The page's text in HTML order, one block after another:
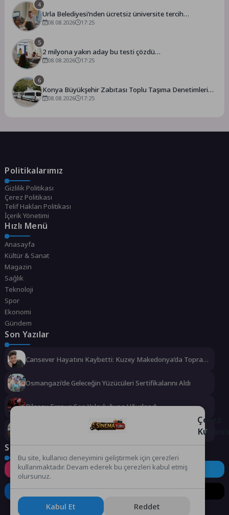
4
Urla Belediyesi’nden ücretsiz üniversite tercih
danışmanlığı
08.08.2026 17:25
5
2 milyona yakın aday bu testi çözdü…
08.08.2026 17:25
6
Konya Büyükşehir Zabıtası Toplu Taşıma Denetimlerini
Sürdürüyor
08.08.2026 17:25
Politikalarımız
Gizlilik Politikası
Çerez Politikası
Telif Hakları Politikası
İçerik Yönetimi
Hızlı Menü
Anasayfa
Kültür & Sanat
Magazin
Sağlık
Teknoloji
Spor
Ekonomi
Gündem
Son Yazılar
Cansever Hayatını Kaybetti: Kuzey Makedonya’da Toprağa
Osmangazi’de Geleceğin Yüzücüleri Sertifikalarını Aldı
Bilgesu Erenus Son Yolculuğuna Uğurlandı
Urla Belediyesi’nden ücretsiz üniversite tercih danışmanlığı
Sosyal Medya
Instagram Facebook Twitter
LinkedIn YouTube TikTok
Çerez
Bu site, kullanıcı deneyimini geliştirmek için çerezleri
kullanmaktadır. Devam ederek bu çerezleri kabul etmiş
olursunuz.
Kabul Et Reddet